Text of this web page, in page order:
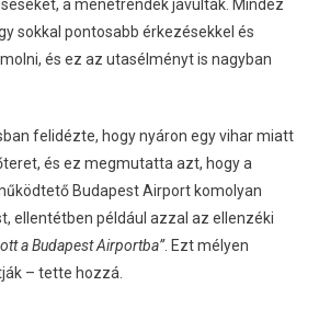
a menetrendek javultak. Mindez
sokkal pontosabb érkezésekkel és
és ez az utasélményt is nagyban
felidézte, hogy nyáron egy vihar miatt
és ez megmutatta azt, hogy a
Budapest Airport komolyan
ellentétben például azzal az ellenzéki
a Budapest Airportba”. Ezt mélyen
– tette hozzá.